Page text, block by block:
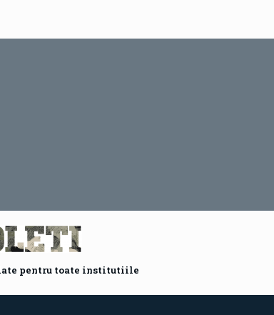
pentru toate institutiile